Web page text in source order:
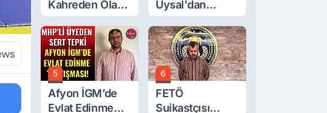
Kahreden Olay:
6 Yaşındaki
Çocuk 6. Kattan
Düştü
Uysal'dan
Çerçeve Yasa
Tepkisi: Öcalan
Meclis'in
Üzerine Çıkarıldı
5
Afyon İGM’de
Evlat Edinme
6
FETÖ
Suikastçısı